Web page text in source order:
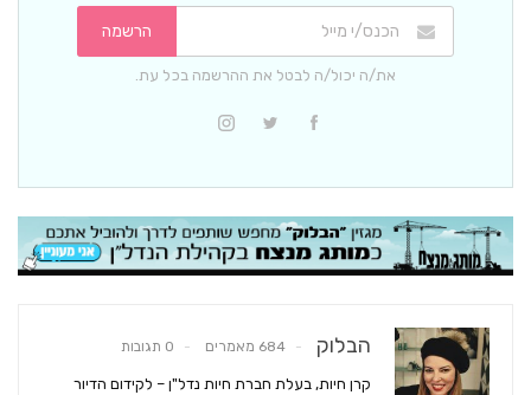
הרשמה
את/ה יכול/ה לבטל את ההרשמה בכל עת.
הבלוק 684 מאמרים 0 תגובות
קרן חיות, בעלת חברת חיות נדל"ן – לקידום הדיור